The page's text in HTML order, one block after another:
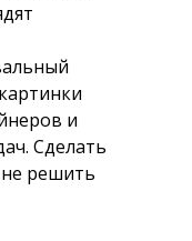
и
Сделать
решить